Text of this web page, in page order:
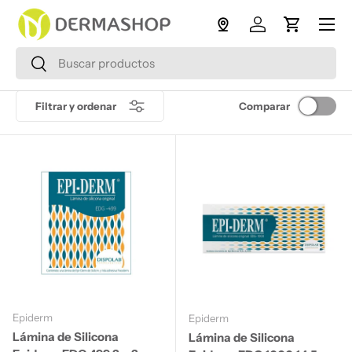
Ir al contenido
Buscar
Buscar
Iniciar sesión
Carrito
Menú
Filtrar y ordenar Comparar
Epiderm
Lámina de Silicona
Epiderm
Lámina de Silicona